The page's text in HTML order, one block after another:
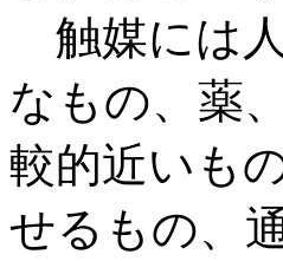
触媒には
なもの、薬
較的近いも
せるもの、